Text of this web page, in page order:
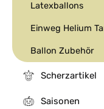
Latexballons
Einweg Helium
Ballon Zubehör
Scherzartikel
Saisonen